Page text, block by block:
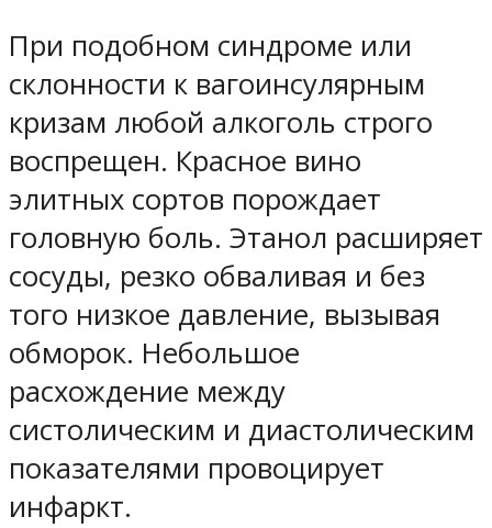
При подобном синдроме или
склонности к вагоинсулярным
кризам любой алкоголь строго
воспрещен. Красное вино
элитных сортов порождает
головную боль. Этанол расширяет
сосуды, резко обваливая и без
того низкое давление, вызывая
обморок. Небольшое
расхождение между
систолическим и диастолическим
показателями провоцирует
инфаркт.